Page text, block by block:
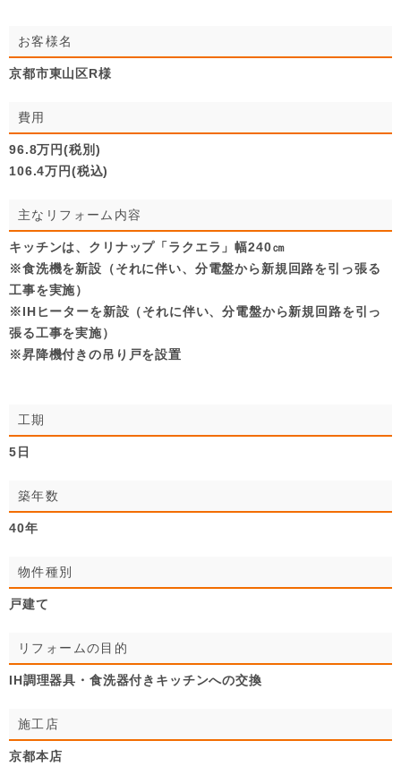
お客様名
京都市東山区R様
費用
96.8万円(税別)
106.4万円(税込)
主なリフォーム内容
キッチンは、クリナップ「ラクエラ」幅240㎝
※食洗機を新設（それに伴い、分電盤から新規回路を引っ張る
工事を実施）
※IHヒーターを新設（それに伴い、分電盤から新規回路を引っ
張る工事を実施）
※昇降機付きの吊り戸を設置
工期
5日
築年数
40年
物件種別
戸建て
リフォームの目的
IH調理器具・食洗器付きキッチンへの交換
施工店
京都本店